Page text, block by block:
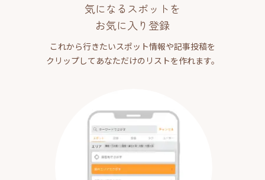
気になるスポットを
お気に入り登録
これから行きたいスポット情報や記事投稿を
クリップしてあなただけのリストを作れます。